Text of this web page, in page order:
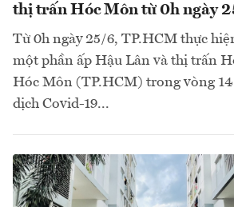
thị trấn Hóc Môn từ 0h ngày
Từ 0h ngày 25/6, TP.HCM thực
một phần ấp Hậu Lân và thị trấn
Hóc Môn (TP.HCM) trong vòng 14
dịch Covid-19...